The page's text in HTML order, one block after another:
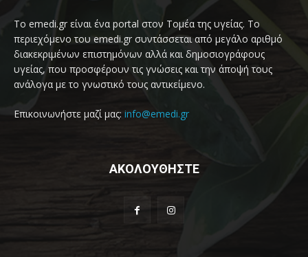
Το emedi.gr είναι ένα portal στον Τομέα της υγείας. Το
περιεχόμενο του emedi.gr συντάσσεται από μεγάλο αριθμό
διακεκριμένων επιστημόνων αλλά και δημοσιογράφους
υγείας, που προσφέρουν τις γνώσεις και την άποψή τους
ανάλογα με το γνωστικό τους αντικείμενο.
Επικοινωνήστε μαζί μας: info@emedi.gr
ΑΚΟΛΟΥΘΗΣΤΕ